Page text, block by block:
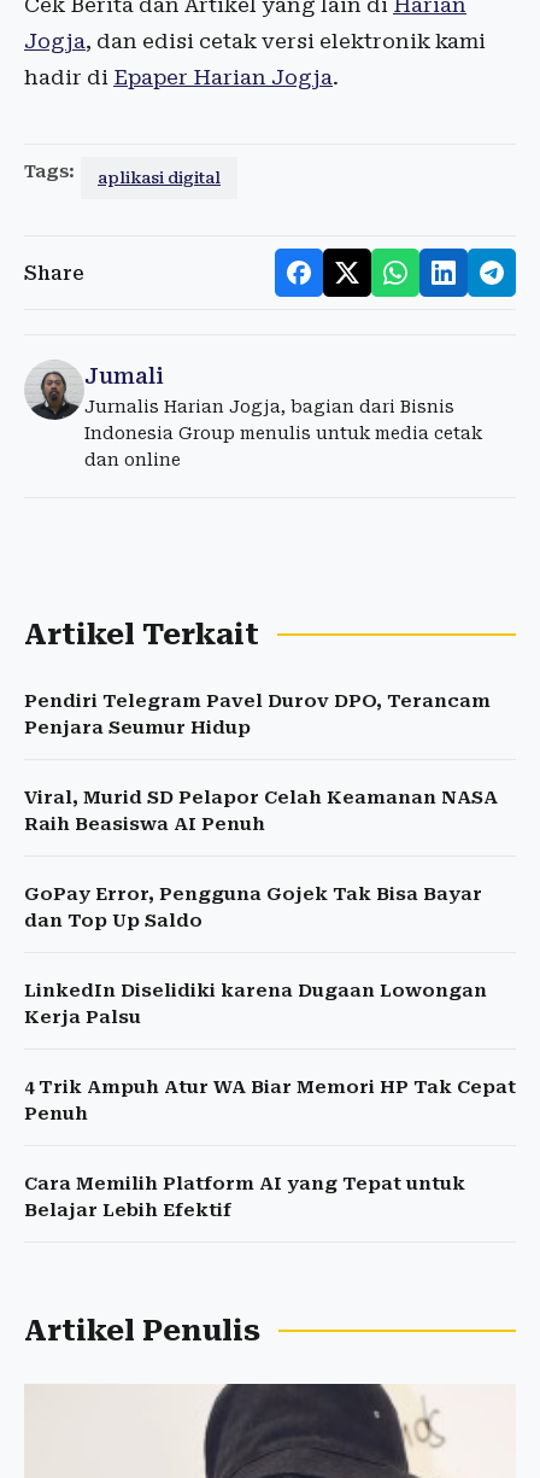
Cek Berita dan Artikel yang lain di Harian
Jogja, dan edisi cetak versi elektronik kami
hadir di Epaper Harian Jogja.
Tags: aplikasi digital
Share
Jumali
Jurnalis Harian Jogja, bagian dari Bisnis
Indonesia Group menulis untuk media cetak
dan online
Artikel Terkait
Pendiri Telegram Pavel Durov DPO, Terancam
Penjara Seumur Hidup
Viral, Murid SD Pelapor Celah Keamanan NASA
Raih Beasiswa AI Penuh
GoPay Error, Pengguna Gojek Tak Bisa Bayar
dan Top Up Saldo
LinkedIn Diselidiki karena Dugaan Lowongan
Kerja Palsu
4 Trik Ampuh Atur WA Biar Memori HP Tak Cepat
Penuh
Cara Memilih Platform AI yang Tepat untuk
Belajar Lebih Efektif
Artikel Penulis